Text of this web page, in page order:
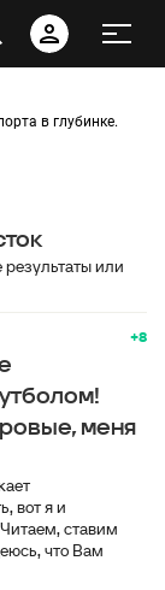
в глубинке.
или
+8
меня
вот я и
ставим
что Вам